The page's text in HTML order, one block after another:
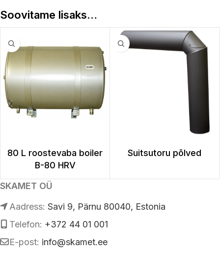
Soovitame lisaks…
80 L roostevaba boiler
B-80 HRV
Suitsutoru põlved
SKAMET OÜ
Аadress: Savi 9, Pärnu 80040, Estonia
Telefon: +372 44 01 001
E-post: info@skamet.ee